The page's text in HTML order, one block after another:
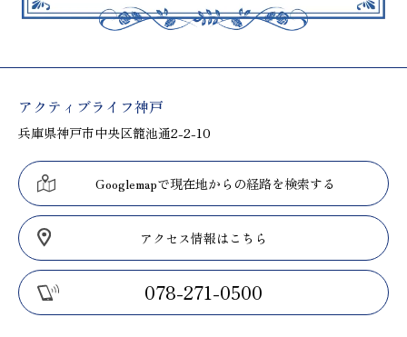
アクティブライフ神戸
兵庫県神戸市中央区籠池通2-2-10
Googlemapで現在地からの経路を検索する
アクセス情報はこちら
078-271-0500